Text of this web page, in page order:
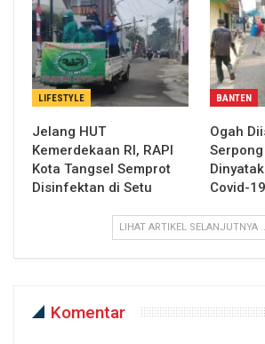
LIFESTYLE
Jelang HUT
Kemerdekaan RI, RAPI
Kota Tangsel Semprot
Disinfektan di Setu
BANTEN
Ogah
Covid-19
LIHAT ARTIKEL SELANJUTNYA
Komentar